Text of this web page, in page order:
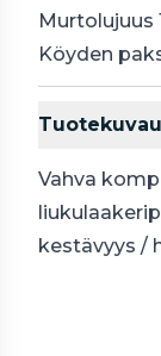
Murtolujuus
Köyden
Vahva
kestävyys /